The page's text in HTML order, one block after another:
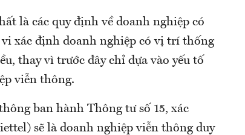
là các quy định về doanh nghiệp có
xác định doanh nghiệp có vị trí thống
thay vì trước đây chỉ dựa vào yếu tố
viễn thông.
ban hành Thông tư số 15, xác
sẽ là doanh nghiệp viễn thông duy